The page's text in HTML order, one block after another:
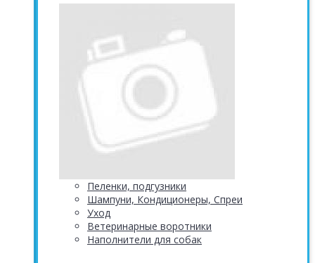
Пеленки, подгузники
Шампуни, Кондиционеры, Спреи
Уход
Ветеринарные воротники
Наполнители для собак